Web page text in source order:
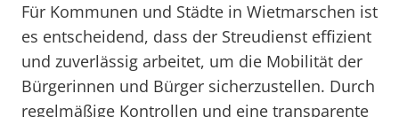
Für Kommunen und Städte in Wietmarschen ist
es entscheidend, dass der Streudienst effizient
und zuverlässig arbeitet, um die Mobilität der
Bürgerinnen und Bürger sicherzustellen. Durch
regelmäßige Kontrollen und eine transparente